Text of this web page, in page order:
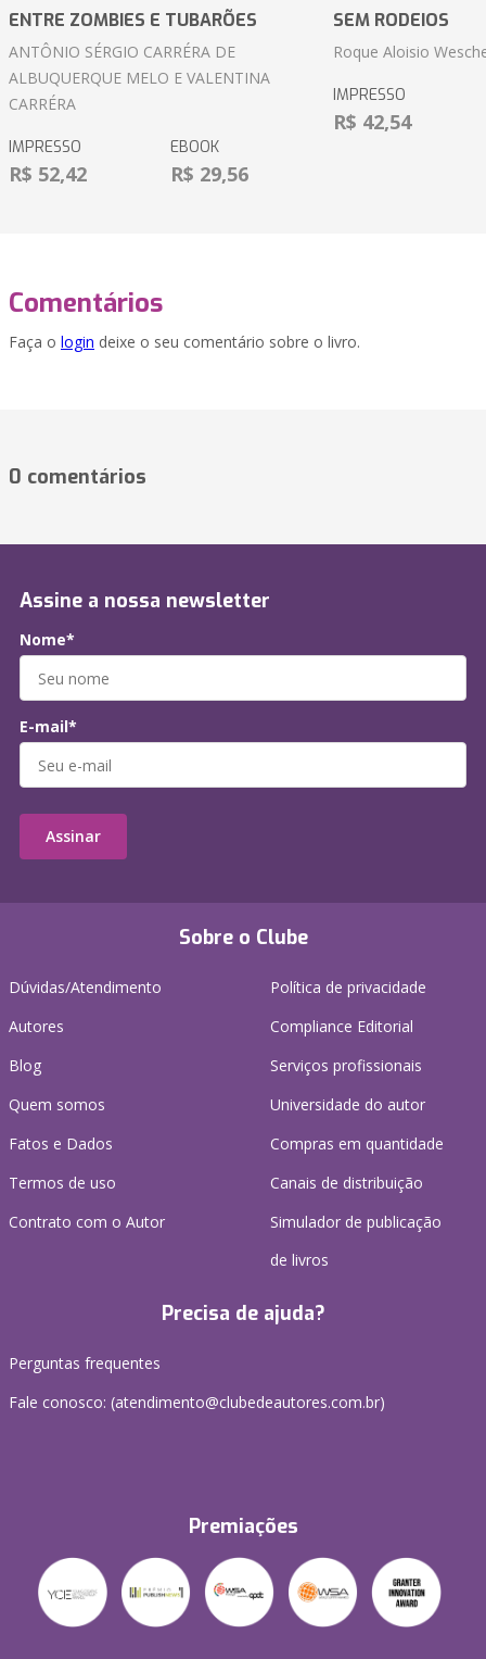
ENTRE ZOMBIES E TUBARÕES
ANTÔNIO SÉRGIO CARRÉRA DE
ALBUQUERQUE MELO E VALENTINA
CARRÉRA
IMPRESSO
R$ 52,42
EBOOK
R$ 29,56
SEM RODEIOS
Roque Aloisio
IMPRESSO
R$ 42,54
Comentários
Faça o login deixe o seu comentário sobre o livro.
0 comentários
Sobre o Clube
Dúvidas/Atendimento
Autores
Blog
Quem somos
Fatos e Dados
Termos de uso
Contrato com o Autor
Política de privacidade
Compliance Editorial
Serviços profissionais
Universidade do autor
Compras em quantidade
Canais de distribuição
Simulador de publicação
de livros
Precisa de ajuda?
Perguntas frequentes
Fale conosco: (atendimento@clubedeautores.com.br)
Premiações
Assine a nossa newsletter
Nome*
E-mail*
Assinar